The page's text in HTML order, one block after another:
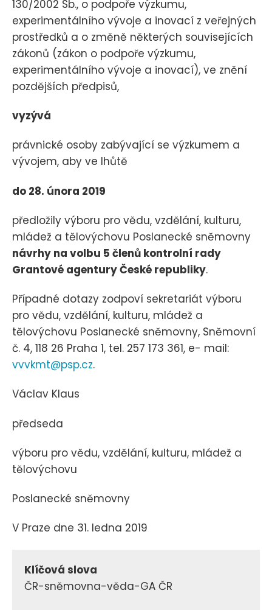
130/2002 Sb., o podpoře výzkumu,
experimentálního vývoje a inovací z veřejných
prostředků a o změně některých souvisejících
zákonů (zákon o podpoře výzkumu,
experimentálního vývoje a inovací), ve znění
pozdějších předpisů,
vyzývá
právnické osoby zabývající se výzkumem a
vývojem, aby ve lhůtě
do 28. února 2019
předložily výboru pro vědu, vzdělání, kulturu,
mládež a tělovýchovu Poslanecké sněmovny
návrhy na volbu 5 členů kontrolní rady
Grantové agentury České republiky.
Případné dotazy zodpoví sekretariát výboru
pro vědu, vzdělání, kulturu, mládež a
tělovýchovu Poslanecké sněmovny, Sněmovní
č. 4, 118 26 Praha 1, tel. 257 173 361, e- mail:
vvvkmt@psp.cz.
Václav Klaus
předseda
výboru pro vědu, vzdělání, kulturu, mládež a
tělovýchovu
Poslanecké sněmovny
V Praze dne 31. ledna 2019
Klíčová slova
ČR-sněmovna-věda-GA ČR